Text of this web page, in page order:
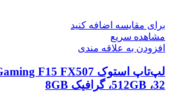
برای مقایسه اضافه کنید
مشاهده سریع
افزودن به علاقه مندی
32، 512GB، گرافیک 8GB